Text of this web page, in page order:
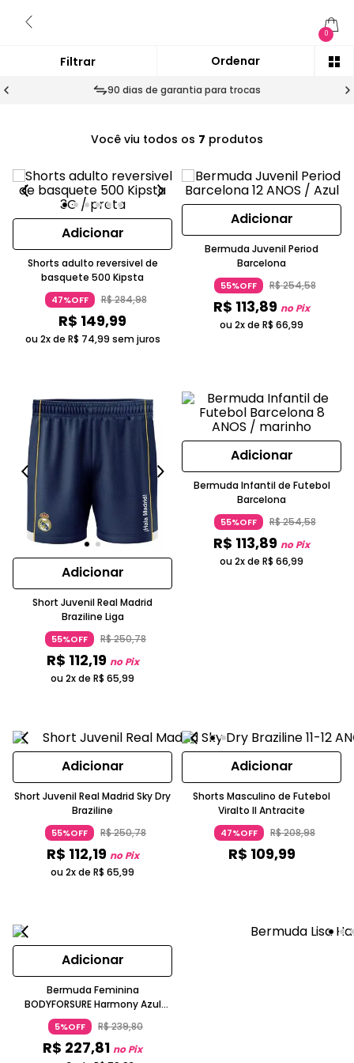
0
90 dias de garantia para trocas
Você viu todos os 7 produtos
Adicionar
Shorts adulto reversivel de
basquete 500 Kipsta
47%OFF R$284,98
R$ 149,99
ou 2x de R$ 74,99 sem juros
Adicionar
Bermuda Juvenil Period
Barcelona
55%OFF R$254,58
R$ 113,89 no Pix
ou 2x de R$ 66,99
Adicionar
Short Juvenil Real Madrid
Braziline Liga
55%OFF R$250,78
R$ 112,19 no Pix
ou 2x de R$ 65,99
Adicionar
Bermuda Infantil de Futebol
Barcelona
55%OFF R$254,58
R$ 113,89 no Pix
ou 2x de R$ 66,99
Adicionar
Short Juvenil Real Madrid Sky Dry
Braziline
55%OFF R$250,78
R$ 112,19 no Pix
ou 2x de R$ 65,99
Adicionar
Shorts Masculino de Futebol
Viralto II Antracite
47%OFF R$208,98
R$ 109,99
Adicionar
Bermuda Feminina
BODYFORSURE Harmony Azul
Claro Poliamida com Bolso
Treino
5%OFF R$239,80
R$ 227,81 no Pix